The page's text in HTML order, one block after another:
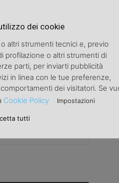
manager recita a soggetto
dei cookie
altri strumenti tecnici e, previo
profilazione o altri strumenti di
parti, per inviarti pubblicità
in linea con le tue preferenze,
dei visitatori. Se
Cookie Policy Impostazioni
tutti